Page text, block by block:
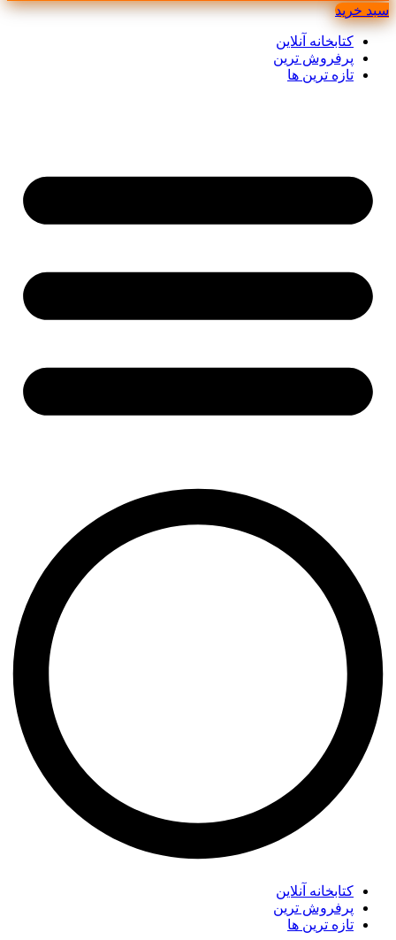
سبد خرید
کتابخانه آنلاین
پرفروش ترین
تازه ترین ها
کتابخانه آنلاین
پرفروش ترین
تازه ترین ها